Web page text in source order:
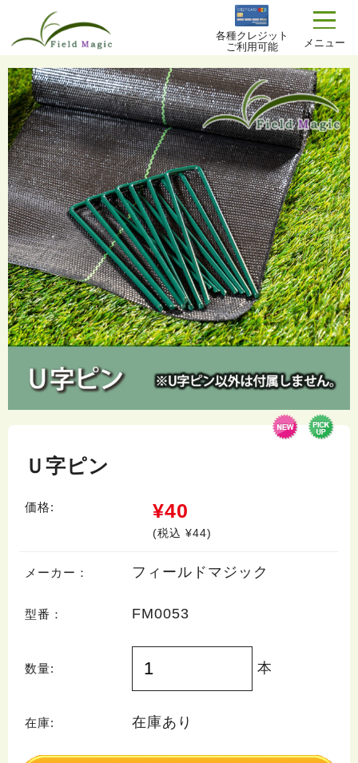
メニュー
各種クレジット
ご利用可能
TOP 商品一覧
Ｕ字ピン
価格: ¥40
(税込 ¥44)
メーカー： フィールドマジック
型番： FM0053
数量: 本
在庫: 在庫あり